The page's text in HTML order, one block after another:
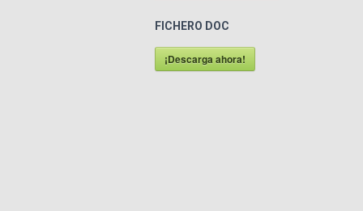
FICHERO DOC
¡Descarga ahora!